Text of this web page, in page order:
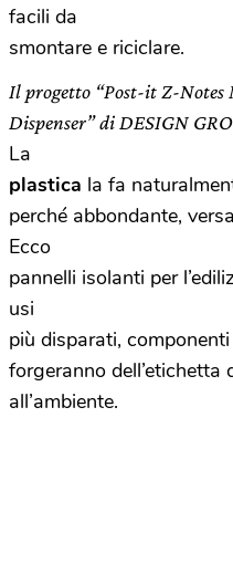
facili da
smontare e riciclare.
Il progetto “Post-it Z-
Dispenser” di DESIGN
La
plastica la fa
perché abbondante,
Ecco
pannelli isolanti per
usi
più disparati,
forgeranno
all’ambiente.